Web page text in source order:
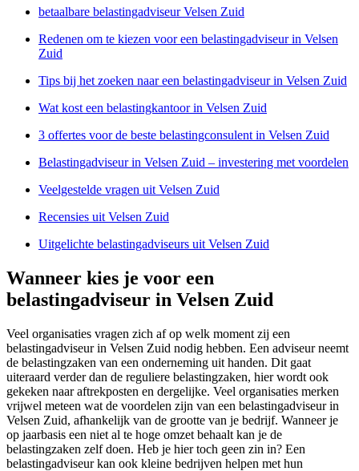
betaalbare belastingadviseur Velsen Zuid
Redenen om te kiezen voor een belastingadviseur in Velsen
Zuid
Tips bij het zoeken naar een belastingadviseur in Velsen Zuid
Wat kost een belastingkantoor in Velsen Zuid
3 offertes voor de beste belastingconsulent in Velsen Zuid
Belastingadviseur in Velsen Zuid – investering met voordelen
Veelgestelde vragen uit Velsen Zuid
Recensies uit Velsen Zuid
Uitgelichte belastingadviseurs uit Velsen Zuid
Wanneer kies je voor een
belastingadviseur in Velsen Zuid
Veel organisaties vragen zich af op welk moment zij een
belastingadviseur in Velsen Zuid nodig hebben. Een adviseur neemt
de belastingzaken van een onderneming uit handen. Dit gaat
uiteraard verder dan de reguliere belastingzaken, hier wordt ook
gekeken naar aftrekposten en dergelijke. Veel organisaties merken
vrijwel meteen wat de voordelen zijn van een belastingadviseur in
Velsen Zuid, afhankelijk van de grootte van je bedrijf. Wanneer je
op jaarbasis een niet al te hoge omzet behaalt kan je de
belastingzaken zelf doen. Heb je hier toch geen zin in? Een
belastingadviseur kan ook kleine bedrijven helpen met hun